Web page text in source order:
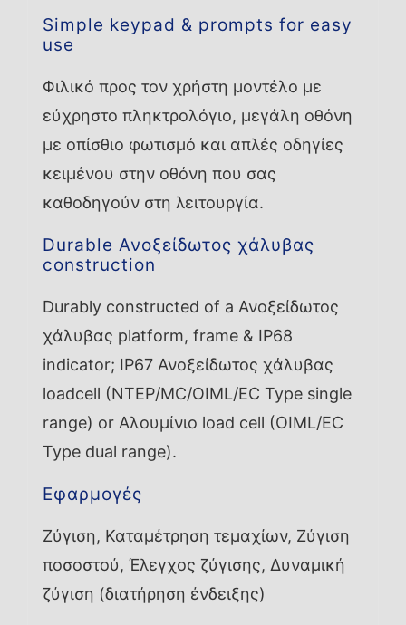
Simple keypad & prompts for easy
use
Φιλικό προς τον χρήστη μοντέλο με
εύχρηστο πληκτρολόγιο, μεγάλη οθόνη
με οπίσθιο φωτισμό και απλές οδηγίες
κειμένου στην οθόνη που σας
καθοδηγούν στη λειτουργία.
Durable Ανοξείδωτος χάλυβας
construction
Durably constructed of a Ανοξείδωτος
χάλυβας platform, frame & IP68
indicator; IP67 Ανοξείδωτος χάλυβας
loadcell (NTEP/MC/OIML/EC Type single
range) or Αλουμίνιο load cell (OIML/EC
Type dual range).
Εφαρμογές
Ζύγιση, Καταμέτρηση τεμαχίων, Ζύγιση
ποσοστού, Έλεγχος ζύγισης, Δυναμική
ζύγιση (διατήρηση ένδειξης)